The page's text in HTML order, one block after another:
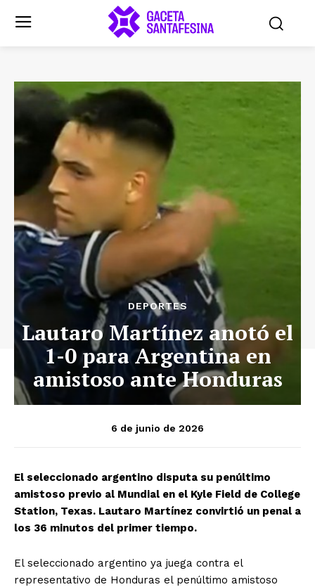
DEPORTES
Lautaro Martínez anotó el
1-0 para Argentina en
amistoso ante Honduras
6 de junio de 2026
El seleccionado argentino disputa su penúltimo
amistoso previo al Mundial en el Kyle Field de College
Station, Texas. Lautaro Martínez convirtió un penal a
los 36 minutos del primer tiempo.
El seleccionado argentino ya juega contra el
representativo de Honduras el penúltimo amistoso